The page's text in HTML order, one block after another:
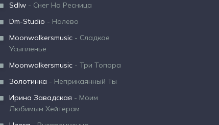
Sdlw - Снег На Ресница
Dm-Studio - Налево
Moonwalkersmusic - Сладкое
Усыпленье
Moonwalkersmusic - Три Топора
Золотинка - Неприкаянный Ты
Ирина Завадская - Моим
Любимым Хейтерам